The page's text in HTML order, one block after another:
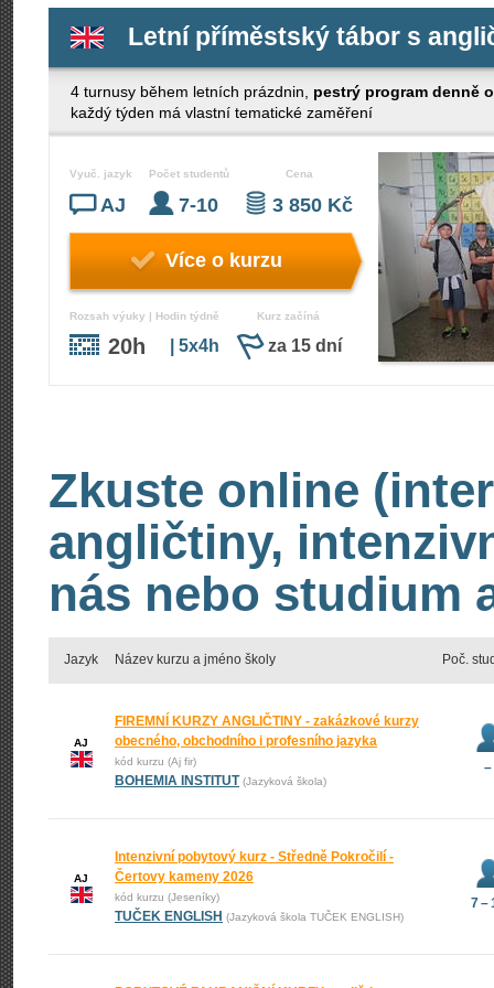
Letní příměstský tábor s
4 turnusy během letních prázdnin, pestrý program denně
každý týden má vlastní tematické zaměření
Vyuč. jazyk
AJ
Počet studentů
7-10
Cena
3 850 Kč
Více o kurzu
Rozsah výuky | Hodin týdně
20h | 5x4h
Kurz začíná
za 15 dní
Zkuste online
angličtiny,
nás nebo studium
Jazyk Název kurzu a jméno školy Poč.
AJ
FIREMNÍ KURZY ANGLIČTINY - zakázkové kurzy
obecného, obchodního i profesního jazyka
kód kurzu (Aj fir)
BOHEMIA INSTITUT (Jazyková škola)
–
AJ
Intenzivní pobytový kurz - Středně Pokročilí -
Čertovy kameny 2026
kód kurzu (Jeseníky)
TUČEK ENGLISH (Jazyková škola TUČEK ENGLISH)
7 –